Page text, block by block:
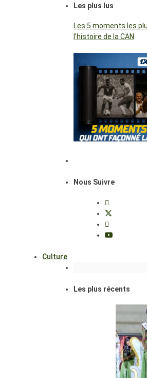
Les plus lus
Les 5 moments les
l’histoire de la CAN
Nous Suivre
Culture
Les plus récents